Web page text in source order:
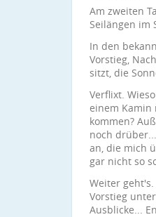
Am zweiten
Seilängen im
In den
Vorstieg,
sitzt, die
Verflixt.
einem
kommen?
noch
an, die mich
gar nicht so
Weiter
Vorstieg
Ausblicke...